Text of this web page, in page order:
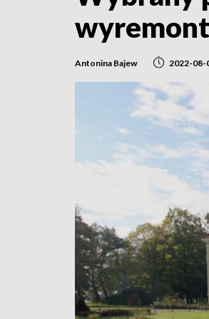
Antonina Bajew 2022-08-